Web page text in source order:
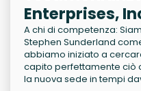
Enterprises,
A chi di competenza:
Stephen Sunderland
abbiamo iniziato a
capito perfettamente ciò
la nuova sede in tempi